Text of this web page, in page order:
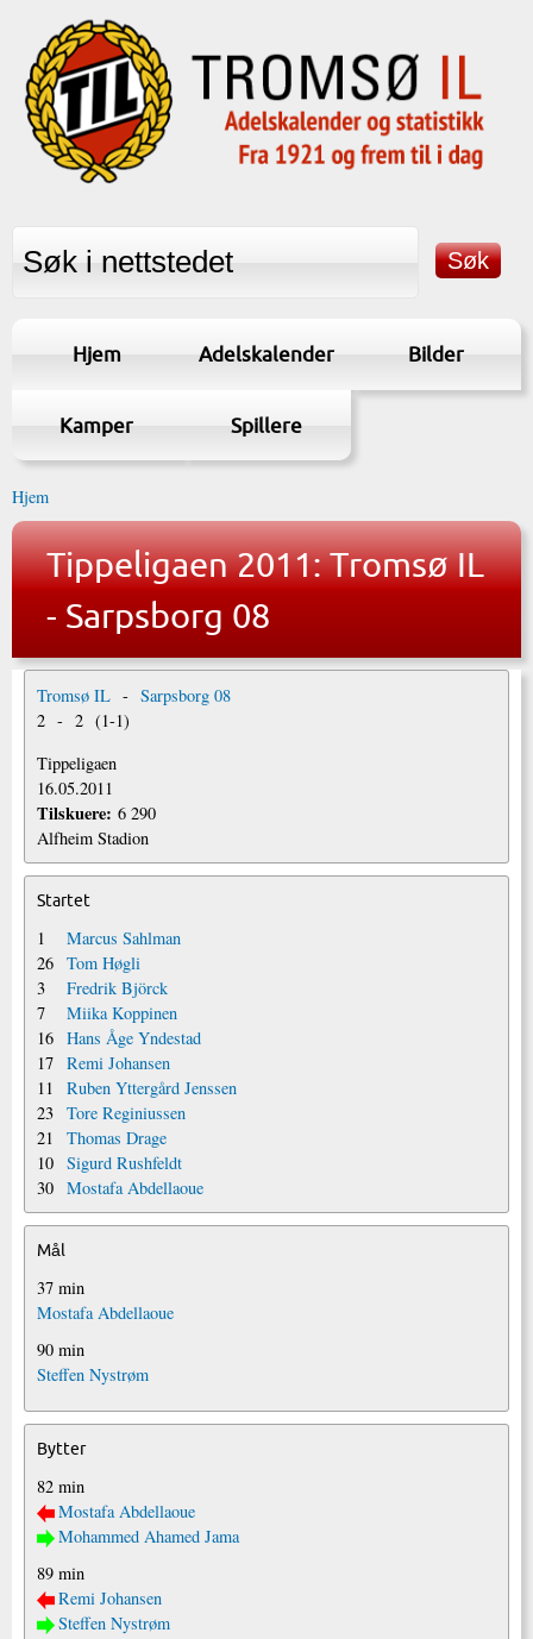
Hjem Adelskalender Bilder
Kamper Spillere
Hjem
Tippeligaen 2011: Tromsø IL
- Sarpsborg 08
Tromsø IL - Sarpsborg 08
2 - 2 (1-1)
Tippeligaen
16.05.2011
Tilskuere: 6 290
Alfheim Stadion
Startet
1
Marcus Sahlman
26 Tom Høgli
3
Fredrik Björck
7
Miika Koppinen
16 Hans Åge Yndestad
17 Remi Johansen
11
Ruben Yttergård Jenssen
23 Tore Reginiussen
21
Thomas Drage
10 Sigurd Rushfeldt
30 Mostafa Abdellaoue
Mål
37 min
Mostafa Abdellaoue
90 min
Steffen Nystrøm
Bytter
82 min
Mostafa Abdellaoue
Mohammed Ahamed Jama
89 min
Remi Johansen
Steffen Nystrøm